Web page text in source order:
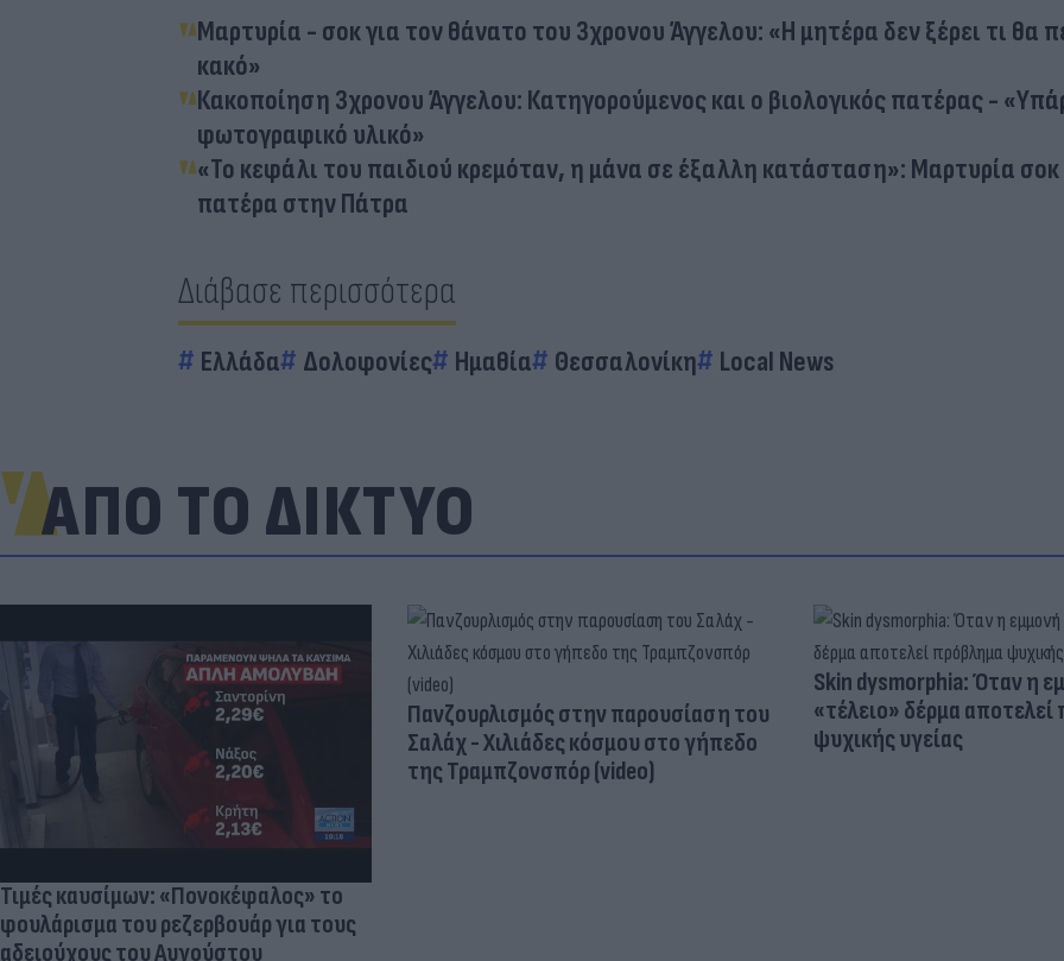
Μαρτυρία - σοκ για τον θάνατο του 3χρονου Άγγελου: «Η μητέρα δεν ξέρει τι θα
κακό»
Κακοποίηση 3χρονου Άγγελου: Κατηγορούμενος και ο βιολογικός πατέρας -
φωτογραφικό υλικό»
«Το κεφάλι του παιδιού κρεμόταν, η μάνα σε έξαλλη κατάσταση»: Μαρτυρία σοκ
πατέρα στην Πάτρα
Διάβασε περισσότερα
Ελλάδα Δολοφονίες Ημαθία Θεσσαλονίκη Local News
ΑΠΟ ΤΟ ΔΙΚΤΥΟ
Τιμές καυσίμων: «Πονοκέφαλος» το
φουλάρισμα του ρεζερβουάρ για τους
αδειούχους του Αυγούστου
Πανζουρλισμός στην παρουσίαση του
Σαλάχ - Χιλιάδες κόσμου στο γήπεδο
της Τραμπζονσπόρ (video)
Skin dysmorphia: Όταν η
«τέλειο» δέρμα
ψυχικής υγείας